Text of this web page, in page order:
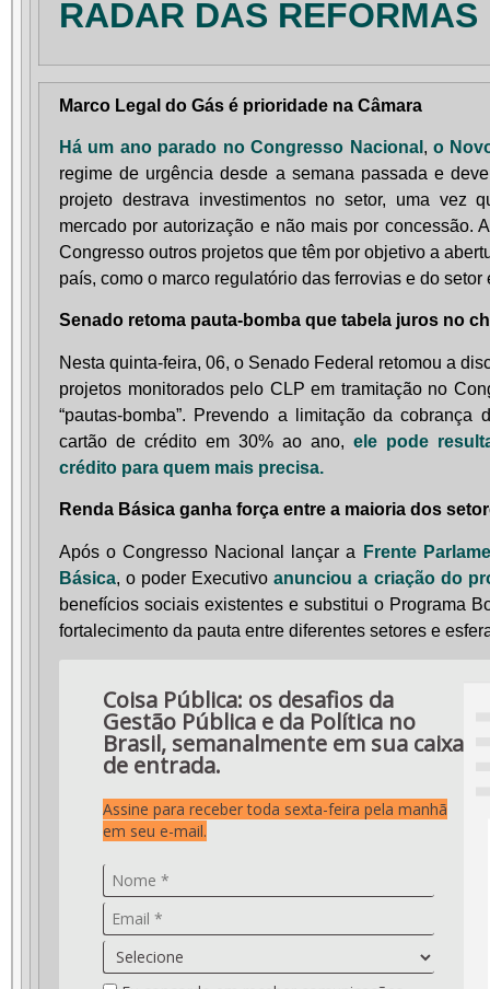
RADAR DAS REFORMAS
Marco Legal do Gás é prioridade na Câmara
Há um ano parado no Congresso Nacional ,o
regime de urgência desde a semana passada e
projeto destrava investimentos no setor, uma vez
mercado por autorização e não mais por concessão.
Congresso outros projetos que têm por objetivo a
país, como o marco regulatório das ferrovias e do
Senado retoma pauta-bomba que tabela juros no
Nesta quinta-feira, 06, o Senado Federal retomou a
projetos monitorados pelo CLP em tramitação no
“pautas-bomba”. Prevendo a limitação da
cartão de crédito em 30% ao ano, ele pode
crédito para quem mais precisa.
Renda Básica ganha força entre a maioria dos
Após o Congresso Nacional lançar a
Frente
Básica, o poder Executivo anunciou a criação do
benefícios sociais existentes e substitui o Programa
fortalecimento da pauta entre diferentes setores e
Coisa Pública: os desafios da
Gestão Pública e da Política no
Brasil, semanalmente em sua caixa
de entrada.
Assine para receber toda sexta-feira pela manhã
em seu e-mail.